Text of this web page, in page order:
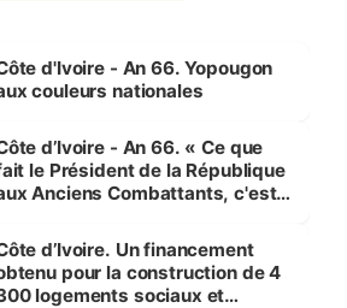
d'Ivoire - An 66. Yopougon
couleurs nationales
d’Ivoire - An 66. « Ce que
le Président de la République
Anciens Combattants, c'est
d’Ivoire. Un financement
pour la construction de 4
logements sociaux et